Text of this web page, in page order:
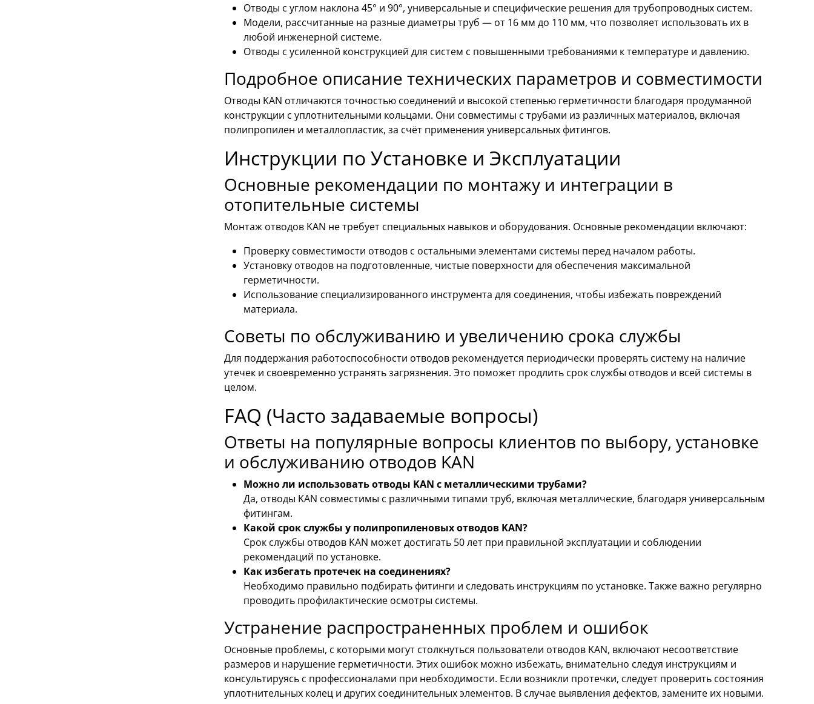
Отводы с углом наклона 45° и 90°, универсальные и специфические решения для трубопроводных систем.
Модели, рассчитанные на разные диаметры труб — от 16 мм до 110 мм, что позволяет использовать их в
любой инженерной системе.
Отводы с усиленной конструкцией для систем с повышенными требованиями к температуре и давлению.
Подробное описание технических параметров и совместимости
Отводы KAN отличаются точностью соединений и высокой степенью герметичности благодаря продуманной
конструкции с уплотнительными кольцами. Они совместимы с трубами из различных материалов, включая
полипропилен и металлопластик, за счёт применения универсальных фитингов.
Инструкции по Установке и Эксплуатации
Основные рекомендации по монтажу и интеграции в
отопительные системы
Монтаж отводов KAN не требует специальных навыков и оборудования. Основные рекомендации включают:
Проверку совместимости отводов с остальными элементами системы перед началом работы.
Установку отводов на подготовленные, чистые поверхности для обеспечения максимальной
герметичности.
Использование специализированного инструмента для соединения, чтобы избежать повреждений
материала.
Советы по обслуживанию и увеличению срока службы
Для поддержания работоспособности отводов рекомендуется периодически проверять систему на наличие
утечек и своевременно устранять загрязнения. Это поможет продлить срок службы отводов и всей системы в
целом.
FAQ (Часто задаваемые вопросы)
Ответы на популярные вопросы клиентов по выбору, установке
и обслуживанию отводов KAN
Можно ли использовать отводы KAN с металлическими трубами?
Да, отводы KAN совместимы с различными типами труб, включая металлические, благодаря универсальным
фитингам.
Какой срок службы у полипропиленовых отводов KAN?
Срок службы отводов KAN может достигать 50 лет при правильной эксплуатации и соблюдении
рекомендаций по установке.
Как избегать протечек на соединениях?
Необходимо правильно подбирать фитинги и следовать инструкциям по установке. Также важно регулярно
проводить профилактические осмотры системы.
Устранение распространенных проблем и ошибок
Основные проблемы, с которыми могут столкнуться пользователи отводов KAN, включают несоответствие
размеров и нарушение герметичности. Этих ошибок можно избежать, внимательно следуя инструкциям и
консультируясь с профессионалами при необходимости. Если возникли протечки, следует проверить состояния
уплотнительных колец и других соединительных элементов. В случае выявления дефектов, замените их новыми.